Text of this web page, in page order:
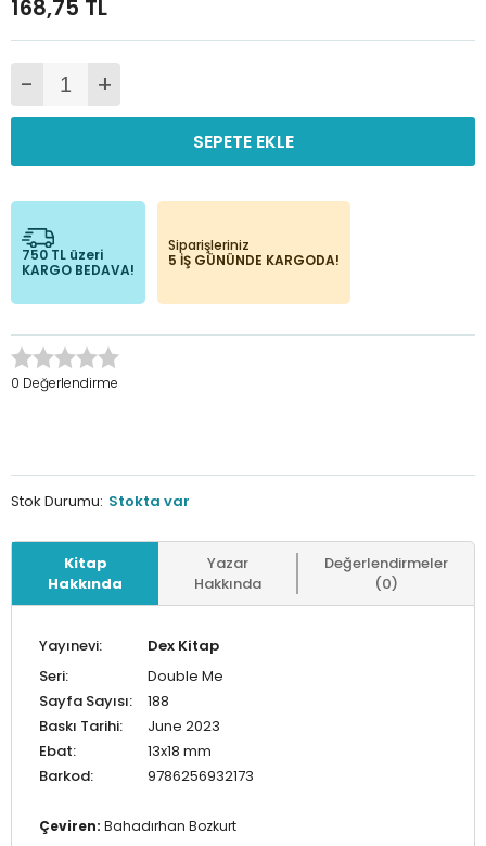
168,75 TL
- +
SEPETE EKLE
750 TL üzeri
KARGO BEDAVA!
Siparişleriniz
5 İŞ GÜNÜNDE KARGODA!
0 Değerlendirme
Stok Durumu: Stokta var
Kitap
Hakkında
Yazar
Hakkında
Değerlendirmeler
(0)
Yayınevi:
Dex Kitap
Seri:
Double Me
Sayfa Sayısı:
188
Baskı Tarihi:
June 2023
Ebat:
13x18 mm
Barkod:
9786256932173
Çeviren: Bahadırhan Bozkurt